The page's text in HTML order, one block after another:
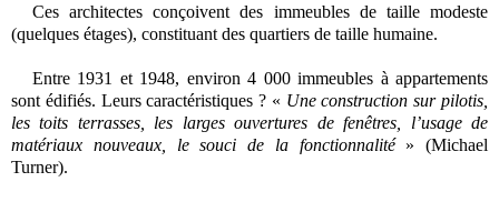
Ces architectes conçoivent des immeubles de taille modeste
(quelques étages), constituant des quartiers de taille humaine.
Entre 1931 et 1948, environ 4 000 immeubles à appartements
sont édifiés. Leurs caractéristiques ? « Une construction sur pilotis,
les toits terrasses, les larges ouvertures de fenêtres, l’usage de
matériaux nouveaux, le souci de la fonctionnalité» (Michael
Turner).